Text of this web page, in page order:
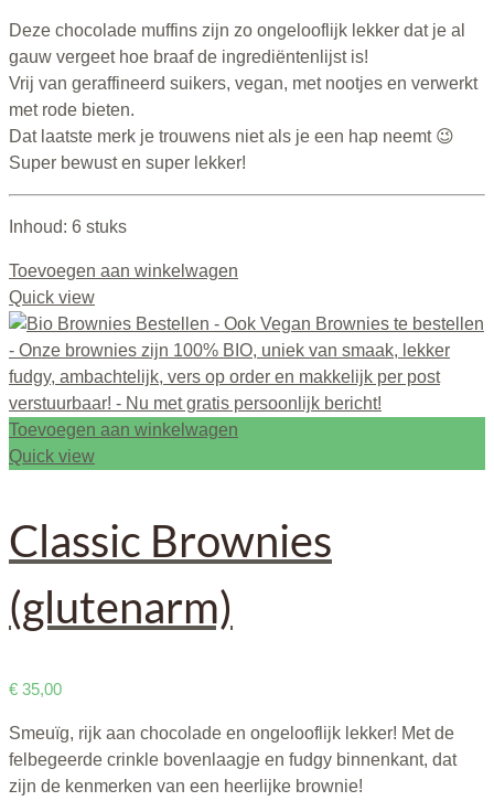
Deze chocolade muffins zijn zo ongelooflijk lekker dat je al
gauw vergeet hoe braaf de ingrediëntenlijst is!
Vrij van geraffineerd suikers, vegan, met nootjes en verwerkt
met rode bieten.
Dat laatste merk je trouwens niet als je een hap neemt 😉
Super bewust en super lekker!
Inhoud: 6 stuks
Toevoegen aan winkelwagen
Quick view
Toevoegen aan winkelwagen
Quick view
Classic Brownies
(glutenarm)
€ 35,00
Smeuïg, rijk aan chocolade en ongelooflijk lekker! Met de
felbegeerde crinkle bovenlaagje en fudgy binnenkant, dat
zijn de kenmerken van een heerlijke brownie!